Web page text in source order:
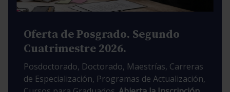
Oferta de Posgrado. Segundo
Cuatrimestre 2026.
Posdoctorado, Doctorado, Maestrías, Carreras
de Especialización, Programas de Actualización,